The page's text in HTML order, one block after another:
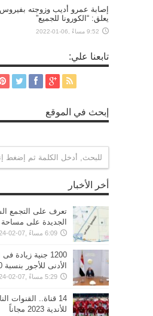
إصابة عمرو أديب وزوجته
يعلق: “الكورونا للجميع”
9:52 مساءً ,06-01-2022
تابعنا علي:
إبحث في الموقع
أخر الأخبار
تعرف على التجمع
الجديدة على مساحة 16 ألف فدان
6:09 مساءً ,07-02-2024
1200 جنية زيادة
الأدنى للأجور بنسبة 50%
5:29 مساءً ,07-02-2024
14 قناة.. القنوات
للأندية 2023 مجاناً